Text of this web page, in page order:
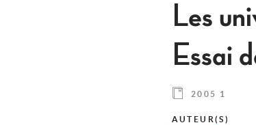
Les
Essai
2005 1
AUTEUR(S)